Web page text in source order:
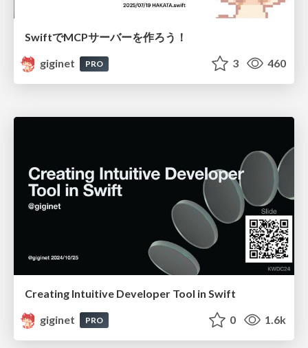
SwiftでMCPサーバーを作ろう！
giginet
PRO 3 460
Creating Intuitive Developer Tool in Swift
giginet
PRO 0 1.6k